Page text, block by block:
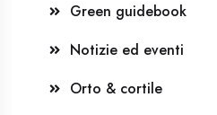
Green guidebook
Notizie ed eventi
Orto & cortile